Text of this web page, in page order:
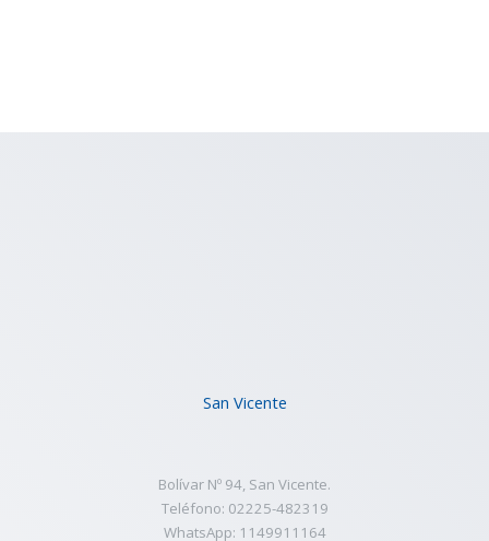
San Vicente
Bolívar Nº 94, San Vicente.
Teléfono: 02225-482319
WhatsApp: 1149911164